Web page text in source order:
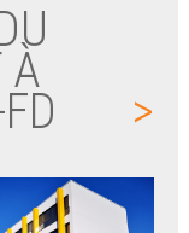
À
>